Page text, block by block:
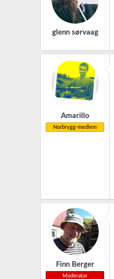
glenn sørvaag
Amarillo
Norbrygg-medlem
Finn Berger
Moderator